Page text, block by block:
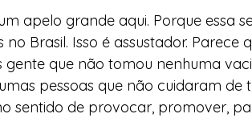
apelo grande aqui. Porque essa
no Brasil. Isso é assustador. Parece
gente que não tomou nenhuma
pessoas que não cuidaram de
sentido de provocar, promover,